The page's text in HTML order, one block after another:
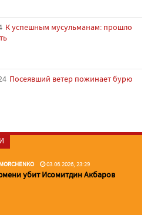
К успешным мусульманам: прошло
Посеявший ветер пожинает бурю
03.06.2026, 23:29
убит Исомитдин Акбаров